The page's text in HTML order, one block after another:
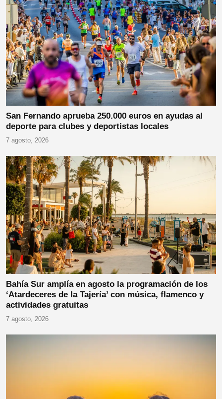
San Fernando aprueba 250.000 euros en ayudas al
deporte para clubes y deportistas locales
7 agosto, 2026
Bahía Sur amplía en agosto la programación de los
‘Atardeceres de la Tajería’ con música, flamenco y
actividades gratuitas
7 agosto, 2026